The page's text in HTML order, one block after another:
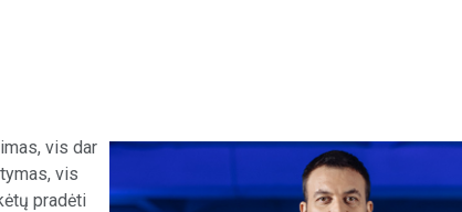
vis dar
vis
pradėti